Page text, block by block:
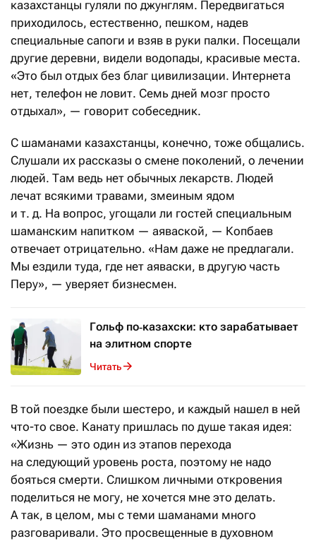
казахстанцы гуляли по джунглям. Передвигаться
приходилось, естественно, пешком, надев
специальные сапоги и взяв в руки палки. Посещали
другие деревни, видели водопады, красивые места.
«Это был отдых без благ цивилизации. Интернета
нет, телефон не ловит. Семь дней мозг просто
отдыхал», — говорит собеседник.
С шаманами казахстанцы, конечно, тоже общались.
Слушали их рассказы о смене поколений, о лечении
людей. Там ведь нет обычных лекарств. Людей
лечат всякими травами, змеиным ядом
и т. д. На вопрос, угощали ли гостей специальным
шаманским напитком — аяваской, — Копбаев
отвечает отрицательно. «Нам даже не предлагали.
Мы ездили туда, где нет аяваски, в другую часть
Перу», — уверяет бизнесмен.
Гольф по‑казахски: кто зарабатывает
на элитном спорте
Читать
В той поездке были шестеро, и каждый нашел в ней
что-то свое. Канату пришлась по душе такая идея:
«Жизнь — это один из этапов перехода
на следующий уровень роста, поэтому не надо
бояться смерти. Слишком личными откровения
поделиться не могу, не хочется мне это делать.
А так, в целом, мы с теми шаманами много
разговаривали. Это просвещенные в духовном